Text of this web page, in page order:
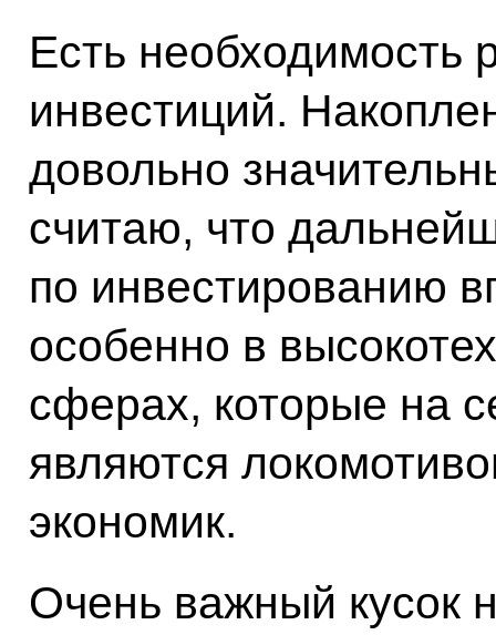
Есть необходимость
инвестиций.
довольно
считаю, что
по инвестированию
особенно в
сферах, которые на
являются
экономик.
Очень важный кусок